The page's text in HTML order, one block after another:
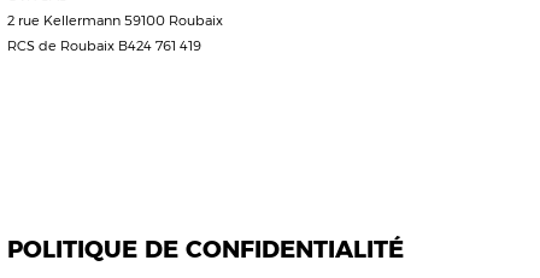
POLITIQUE DE CONFIDENTIALITÉ
But de cette politique de confidentialité
Lois applicables